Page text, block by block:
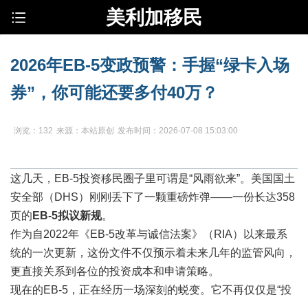
美利加移民
2026年EB-5变政预警：手握“绿卡入场
券”，你可能还要多付40万？
浏览：132 来源：本站原创 发布时间：2026-07-08 15:03:00
这几天，EB-5投资移民圈子里可谓是“风雨欲来”。美国国土
安全部（DHS）刚刚丢下了一颗重磅炸弹——一份长达358
页的 EB-5拟议新规。
作为自2022年《EB-5改革与诚信法案》（RIA）以来最系
统的一次更新，这份文件不仅预示着未来几年的监管风向，
更直接关系到各位的投资成本和申请策略。
现在的EB-5，正在经历一场深刻的蜕变。它不再仅仅是“投